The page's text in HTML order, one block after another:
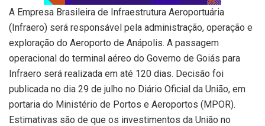
A Empresa Brasileira de Infraestrutura Aeroportuária
(Infraero) será responsável pela administração, operação e
exploração do Aeroporto de Anápolis. A passagem
operacional do terminal aéreo do Governo de Goiás para
Infraero será realizada em até 120 dias. Decisão foi
publicada no dia 29 de julho no Diário Oficial da União, em
portaria do Ministério de Portos e Aeroportos (MPOR).
Estimativas são de que os investimentos da União no